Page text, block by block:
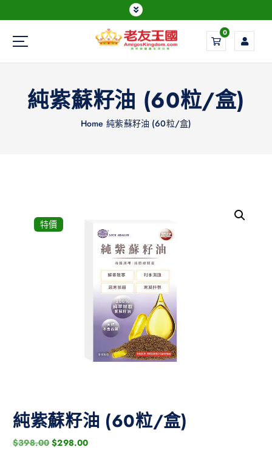
Everything is possible
0
純紫蘇籽油 (60粒/盒)
Home 純紫蘇籽油 (60粒/盒)
特價
純紫蘇籽油 (60粒/盒)
$398.00 $298.00